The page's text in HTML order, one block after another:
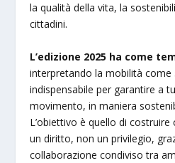
la qualità della vita, la
cittadini.
L’edizione 2025 ha come
interpretando la mobilità
indispensabile per garantire a
movimento, in maniera
L’obiettivo è quello di
un diritto, non un privilegio,
collaborazione condiviso tra